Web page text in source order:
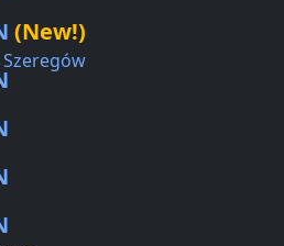
(New!)
Szeregów